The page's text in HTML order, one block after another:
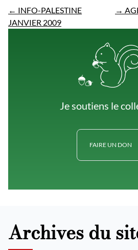
← INFO-PALESTINE
JANVIER 2009
→
Je soutiens le
FAIRE UN DON
Archives du